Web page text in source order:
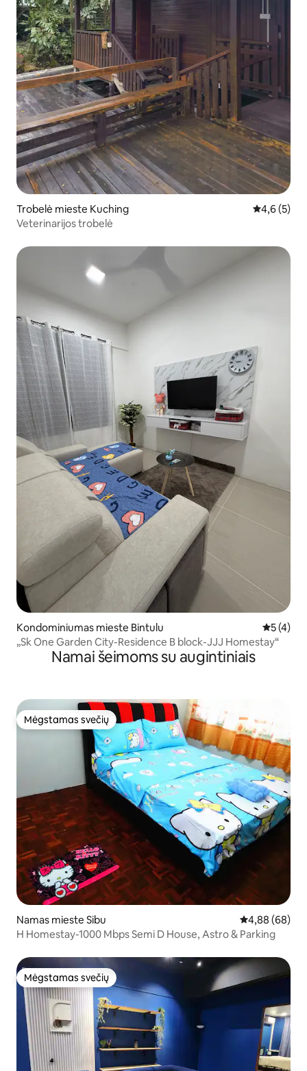
Trobelė mieste Kuching Vidutinis
4,6 (5)
Veterinarijos trobelė
Kondominiumas mieste Bintulu Vidutinis
5 (4)
„Sk One Garden City-Residence B block-JJJ Homestay“
Namai šeimoms su augintiniais
Mėgstamas svečių
Mėgstamas svečių
Namas mieste Sibu Vidutinis
4,88 (68)
H Homestay-1000 Mbps Semi D House, Astro & Parking
Mėgstamas svečių
Mėgstamas svečių